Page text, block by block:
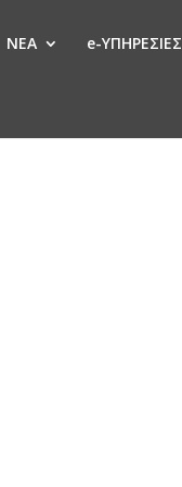
ΝΕΑ e-ΥΠΗΡΕΣΙΕΣ